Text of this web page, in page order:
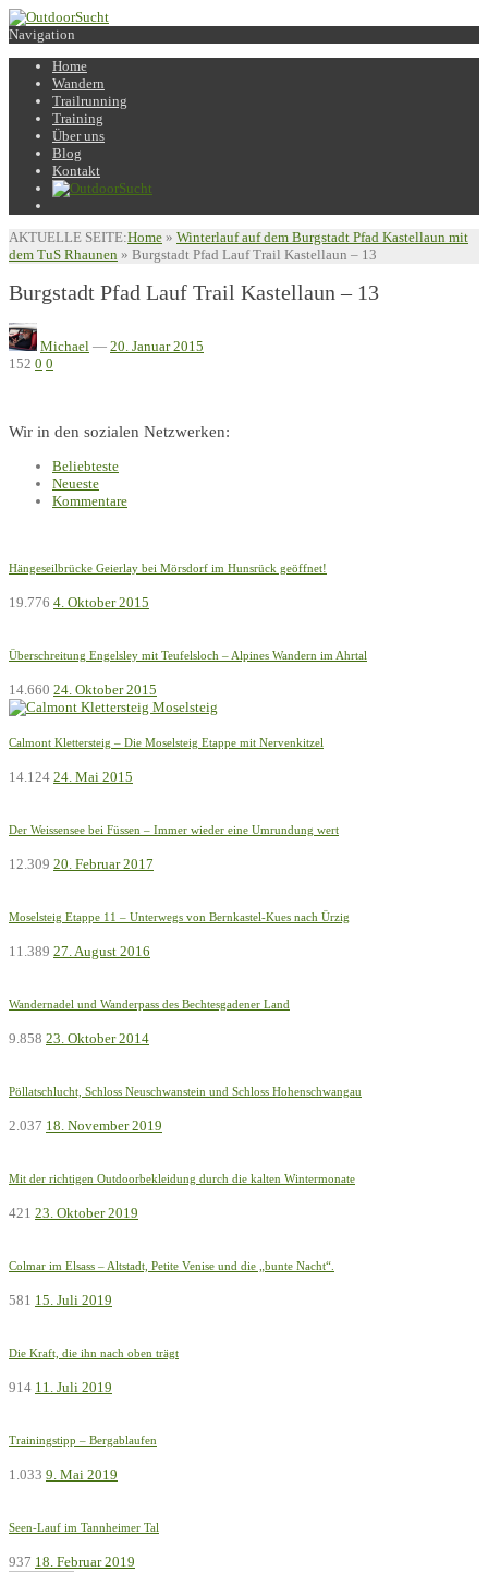
Navigation
Home
Wandern
Trailrunning
Training
Über uns
Blog
Kontakt
AKTUELLE SEITE:Home » Winterlauf auf dem Burgstadt Pfad Kastellaun mit
dem TuS Rhaunen » Burgstadt Pfad Lauf Trail Kastellaun – 13
Burgstadt Pfad Lauf Trail Kastellaun – 13
Michael — 20. Januar 2015
152 0 0
Wir in den sozialen Netzwerken:
Beliebteste
Neueste
Kommentare
Hängeseilbrücke Geierlay bei Mörsdorf im Hunsrück geöffnet!
19.776 4. Oktober 2015
Überschreitung Engelsley mit Teufelsloch – Alpines Wandern im Ahrtal
14.660 24. Oktober 2015
Calmont Klettersteig – Die Moselsteig Etappe mit Nervenkitzel
14.124 24. Mai 2015
Der Weissensee bei Füssen – Immer wieder eine Umrundung wert
12.309 20. Februar 2017
Moselsteig Etappe 11 – Unterwegs von Bernkastel-Kues nach Ürzig
11.389 27. August 2016
Wandernadel und Wanderpass des Bechtesgadener Land
9.858 23. Oktober 2014
Pöllatschlucht, Schloss Neuschwanstein und Schloss Hohenschwangau
2.037 18. November 2019
Mit der richtigen Outdoorbekleidung durch die kalten Wintermonate
421 23. Oktober 2019
Colmar im Elsass – Altstadt, Petite Venise und die „bunte Nacht“.
581 15. Juli 2019
Die Kraft, die ihn nach oben trägt
914 11. Juli 2019
Trainingstipp – Bergablaufen
1.033 9. Mai 2019
Seen-Lauf im Tannheimer Tal
937 18. Februar 2019